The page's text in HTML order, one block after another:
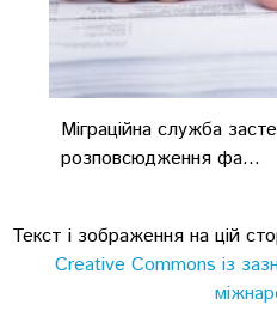
Міграційна служба
розповсюдження фа...
Текст і зображення на цій
Creative Commons із